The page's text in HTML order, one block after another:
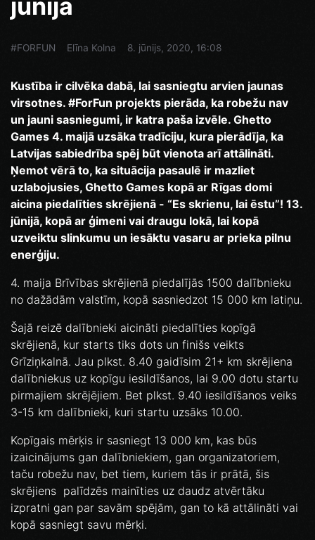
jūnijā
#FORFUN Elīna Kolna 8. jūnijs, 2020, 16:08
Kustība ir cilvēka dabā, lai sasniegtu arvien jaunas
virsotnes. #ForFun projekts pierāda, ka robežu nav
un jauni sasniegumi, ir katra paša izvēle. Ghetto
Games 4. maijā uzsāka tradīciju, kura pierādīja, ka
Latvijas sabiedrība spēj būt vienota arī attālināti.
Ņemot vērā to, ka situācija pasaulē ir mazliet
uzlabojusies, Ghetto Games kopā ar Rīgas domi
aicina piedalīties skrējienā - “Es skrienu, lai ēstu”! 13.
jūnijā, kopā ar ģimeni vai draugu lokā, lai kopā
uzveiktu slinkumu un iesāktu vasaru ar prieka pilnu
enerģiju.
4. maija Brīvības skrējienā piedalījās 1500 dalībnieku
no dažādām valstīm, kopā sasniedzot 15 000 km latiņu.
Šajā reizē dalībnieki aicināti piedalīties kopīgā
skrējienā, kur starts tiks dots un finišs veikts
Grīziņkalnā. Jau plkst. 8.40 gaidīsim 21+ km skrējiena
dalībniekus uz kopīgu iesildīšanos, lai 9.00 dotu startu
pirmajiem skrējējiem. Bet plkst. 9.40 iesildīšanos veiks
3-15 km dalībnieki, kuri startu uzsāks 10.00.
Kopīgais mērķis ir sasniegt 13 000 km, kas būs
izaicinājums gan dalībniekiem, gan organizatoriem,
taču robežu nav, bet tiem, kuriem tās ir prātā, šis
skrējiens palīdzēs mainīties uz daudz atvērtāku
izpratni gan par savām spējām, gan to kā attālināti vai
kopā sasniegt savu mērķi.